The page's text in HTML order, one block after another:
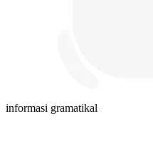
informasi gramatikal